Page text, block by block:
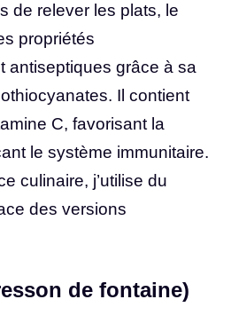
de relever les plats, le
propriétés
antiseptiques grâce à sa
Il contient
C, favorisant la
le système immunitaire.
culinaire, j’utilise du
des versions
de fontaine)